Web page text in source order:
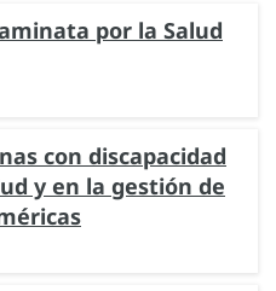
por la Salud
con discapacidad
y en la gestión de